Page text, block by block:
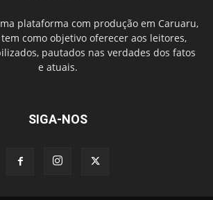
plataforma com produção em Caruaru,
como objetivo oferecer aos leitores,
pautados nas verdades dos fatos
e atuais.
SIGA-NOS